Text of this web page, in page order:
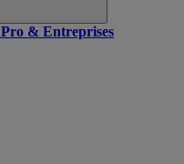
Pro & Entreprises